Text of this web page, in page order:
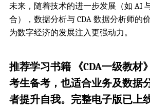
未来，随着技术的进一步发展（如 AI
合），数据分析与 CDA 数据分析师的
为数字经济的发展注入更强动力。
推荐学习书籍 《CDA一级教材
考生备考，也适合业务及数据
者提升自我。完整电子版已上